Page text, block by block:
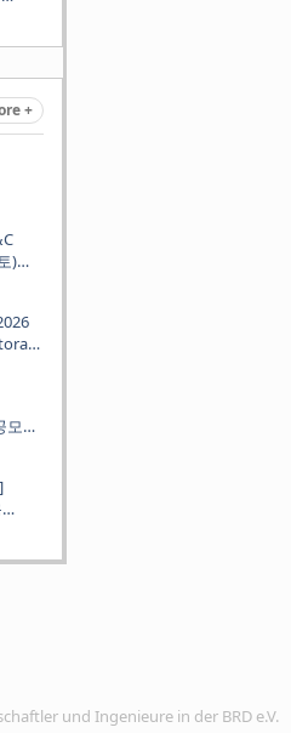
녁
+
)
모
und Ingenieure in der BRD e.V.